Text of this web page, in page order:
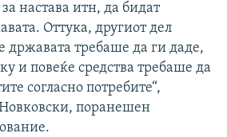
настава итн, да бидат
Оттука, другиот дел
државата требаше да ги даде,
и повеќе средства требаше да
согласно потребите“,
поранешен